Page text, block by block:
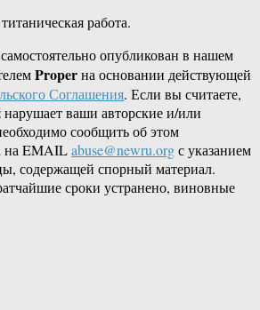
работа.
опубликован в нашем
Properна основании действующей
Соглашения. Если вы считаете,
нарушает ваши авторские и/или
сообщить об этом
на EMAILabuse@newru.orgс указанием
содержащей спорный материал.
сроки устранено, виновные